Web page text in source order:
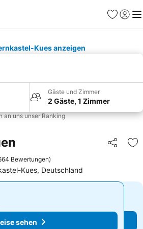
Favoriten
Kues anzeigen
Gäste und Zimmer
2 Gäste, 1 Zimmer
an uns unser Ranking
Teilen
Bewertungen)
Kues, Deutschland
Preise sehen
sehen